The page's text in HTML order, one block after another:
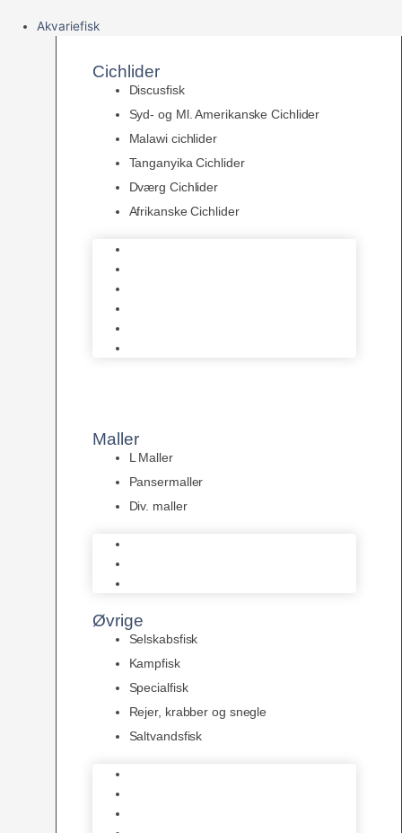
Akvariefisk
Cichlider
Discusfisk
Syd- og Ml. Amerikanske Cichlider
Malawi cichlider
Tanganyika Cichlider
Dværg Cichlider
Afrikanske Cichlider
Maller
L Maller
Pansermaller
Div. maller
Øvrige
Selskabsfisk
Kampfisk
Specialfisk
Rejer, krabber og snegle
Saltvandsfisk